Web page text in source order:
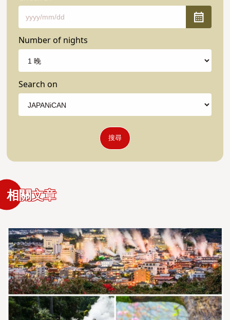
Number of nights
Search on
搜尋
相關文章